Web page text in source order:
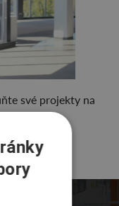
své projekty na